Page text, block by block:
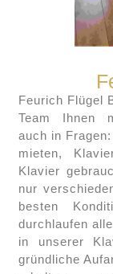
Feurich Flügel
Team Ihnen
auch in
mieten,
Klavier
nur
besten
durchlaufen
in unserer
gründliche